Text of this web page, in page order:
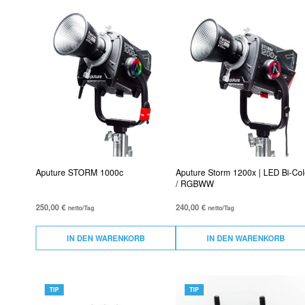
Aputure STORM 1000c
250,00 € netto/Tag
IN DEN WARENKORB
Aputure Storm 1200x | LED Bi-
/ RGBWW
240,00 € netto/Tag
IN DEN WARENKORB
TIP TIP